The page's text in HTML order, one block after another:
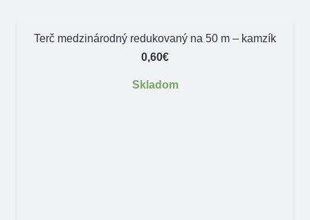
Terč medzinárodný redukovaný na 50 m – kamzík
0,60€
Skladom